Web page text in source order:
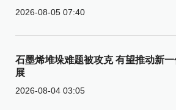
2026-08-05 07:40
石墨烯堆垛难题被攻克 有望推动新
展
2026-08-04 03:05